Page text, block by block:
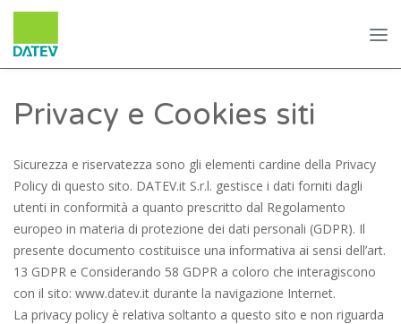
Privacy e Cookies siti
Sicurezza e riservatezza sono gli elementi cardine della Privacy
Policy di questo sito. DATEV.it S.r.l. gestisce i dati forniti dagli
utenti in conformità a quanto prescritto dal Regolamento
europeo in materia di protezione dei dati personali (GDPR). Il
presente documento costituisce una informativa ai sensi dell’art.
13 GDPR e Considerando 58 GDPR a coloro che interagiscono
con il sito: www.datev.it durante la navigazione Internet.
La privacy policy è relativa soltanto a questo sito e non riguarda